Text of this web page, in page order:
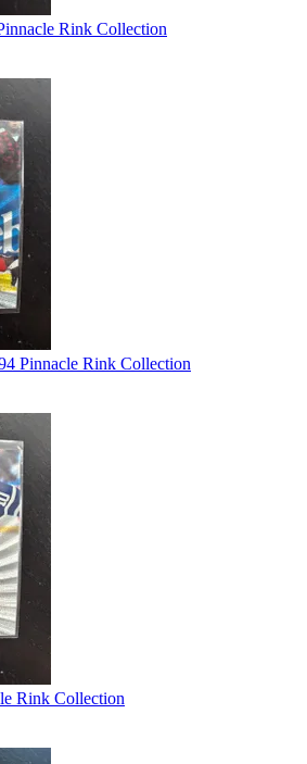
Rink Collection
Pinnacle Rink Collection
Rink Collection